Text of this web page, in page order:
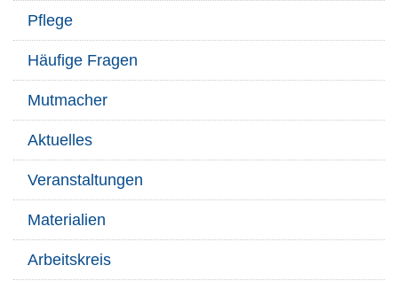
Pflege
Häufige Fragen
Mutmacher
Aktuelles
Veranstaltungen
Materialien
Arbeitskreis